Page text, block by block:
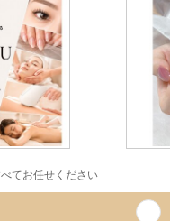
てお任せください